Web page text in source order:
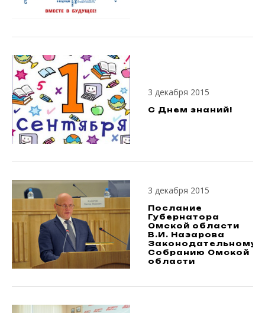
3 декабря 2015
С Днем знаний!
3 декабря 2015
Послание
Губернатора
Омской области
В.И. Назарова
Законодательному
Собранию Омской
области